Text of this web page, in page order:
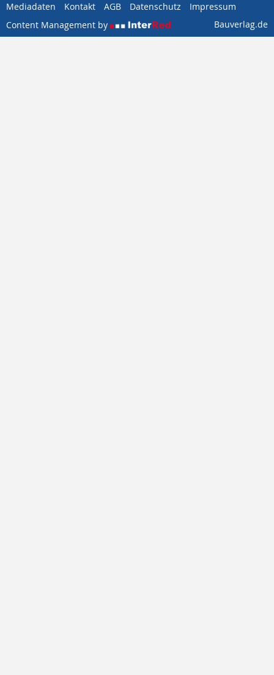
Mediadaten Kontakt AGB Datenschutz
Impressum
Content Management by
Bauverlag.de